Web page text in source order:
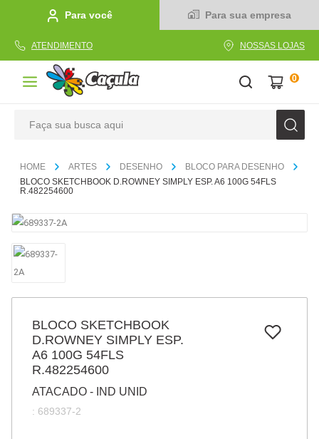
Para você Para sua empresa
ATENDIMENTO NOSSAS LOJAS
0
ARTES DESENHO
BLOCO PARA DESENHO
BLOCO SKETCHBOOK D.ROWNEY SIMPLY ESP. A6 100G 54FLS
R.482254600
BLOCO SKETCHBOOK
D.ROWNEY SIMPLY ESP.
A6 100G 54FLS
R.482254600
ATACADO - IND UNID
: 689337-2
1º caderno
3º caneta
4º tecido
pincel
cola